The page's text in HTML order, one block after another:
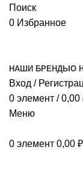
Поиск
0 Избранное
НАШИ БРЕНДЫ О
Вход /
0 элемент / 0,00
Меню
0 элемент 0,00 ₽